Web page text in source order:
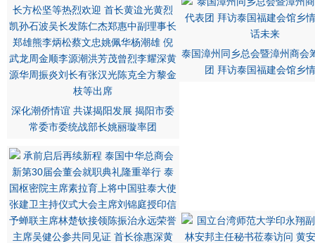
深化潮侨情谊 共谋揭阳发展 揭阳市委
常委市委统战部长姚丽璇率团
泰国漳州同乡总会暨漳州商会
团 拜访泰国福建会馆乡